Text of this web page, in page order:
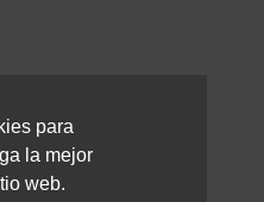
para
la mejor
web.